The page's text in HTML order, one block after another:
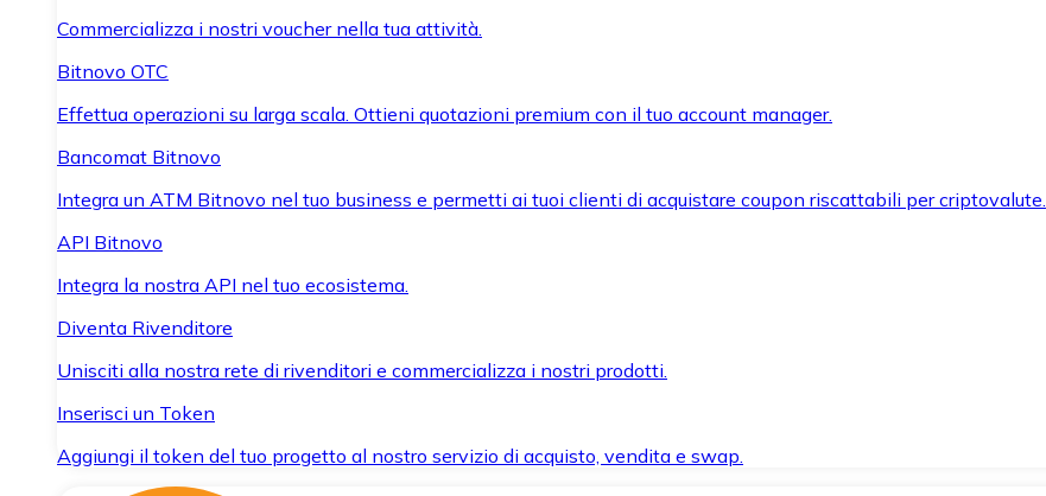
Commercializza i nostri voucher nella tua attività.
Bitnovo OTC
Effettua operazioni su larga scala. Ottieni quotazioni premium con il tuo account manager.
Bancomat Bitnovo
Integra un ATM Bitnovo nel tuo business e permetti ai tuoi clienti di acquistare coupon riscattabili per criptovalute.
API Bitnovo
Integra la nostra API nel tuo ecosistema.
Diventa Rivenditore
Unisciti alla nostra rete di rivenditori e commercializza i nostri prodotti.
Inserisci un Token
Aggiungi il token del tuo progetto al nostro servizio di acquisto, vendita e swap.